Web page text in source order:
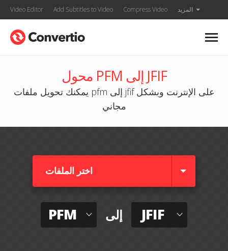
Video Editor Add Subtitles to Video Compress Video المزيد
محول PFM إلى JFIF
يمكنك تحويل ملفات pfm إلى jfif على الإنترنت وبشكل
مجاني
اختر الملفات
PFM إلى JFIF